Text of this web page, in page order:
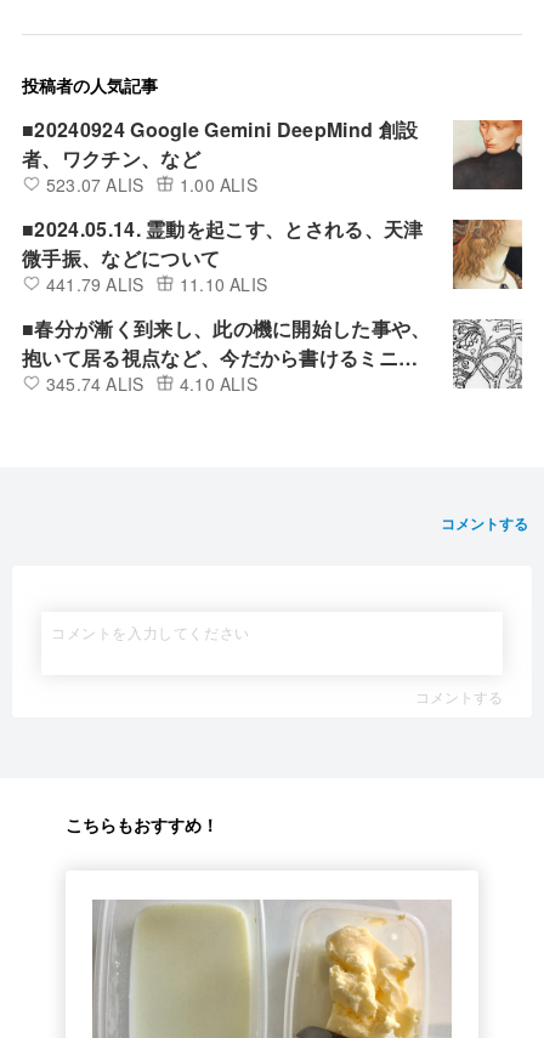
投稿者の人気記事
■20240924 Google Gemini DeepMind 創設
者、ワクチン、など
523.07 ALIS 1.00 ALIS
■2024.05.14. 霊動を起こす、とされる、天津
微手振、などについて
441.79 ALIS 11.10 ALIS
■春分が漸く到来し、此の機に開始した事や、
抱いて居る視点など、今だから書けるミニ雑
記的備忘録。
345.74 ALIS 4.10 ALIS
コメントする
コメントする
こちらもおすすめ！